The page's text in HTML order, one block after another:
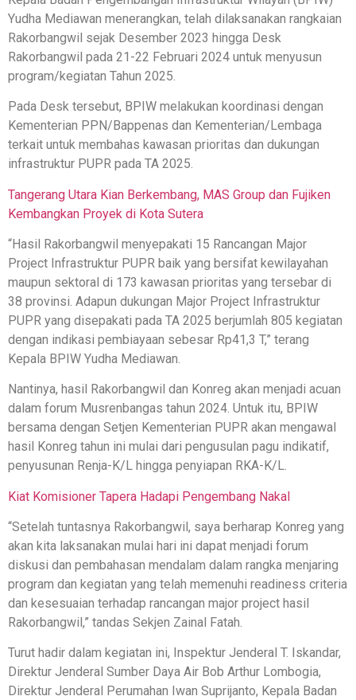
Yudha Mediawan menerangkan, telah dilaksanakan rangkaian
Rakorbangwil sejak Desember 2023 hingga Desk
Rakorbangwil pada 21-22 Februari 2024 untuk menyusun
program/kegiatan Tahun 2025.
Pada Desk tersebut, BPIW melakukan koordinasi dengan
Kementerian PPN/Bappenas dan Kementerian/Lembaga
terkait untuk membahas kawasan prioritas dan dukungan
infrastruktur PUPR pada TA 2025.
Tangerang Utara Kian Berkembang, MAS Group dan Fujiken
Kembangkan Proyek di Kota Sutera
“Hasil Rakorbangwil menyepakati 15 Rancangan Major
Project Infrastruktur PUPR baik yang bersifat kewilayahan
maupun sektoral di 173 kawasan prioritas yang tersebar di
38 provinsi. Adapun dukungan Major Project Infrastruktur
PUPR yang disepakati pada TA 2025 berjumlah 805 kegiatan
dengan indikasi pembiayaan sebesar Rp41,3 T,” terang
Kepala BPIW Yudha Mediawan.
Nantinya, hasil Rakorbangwil dan Konreg akan menjadi acuan
dalam forum Musrenbangas tahun 2024. Untuk itu, BPIW
bersama dengan Setjen Kementerian PUPR akan mengawal
hasil Konreg tahun ini mulai dari pengusulan pagu indikatif,
penyusunan Renja-K/L hingga penyiapan RKA-K/L.
Kiat Komisioner Tapera Hadapi Pengembang Nakal
“Setelah tuntasnya Rakorbangwil, saya berharap Konreg yang
akan kita laksanakan mulai hari ini dapat menjadi forum
diskusi dan pembahasan mendalam dalam rangka menjaring
program dan kegiatan yang telah memenuhi readiness criteria
dan kesesuaian terhadap rancangan major project hasil
Rakorbangwil,” tandas Sekjen Zainal Fatah.
Turut hadir dalam kegiatan ini, Inspektur Jenderal T. Iskandar,
Direktur Jenderal Sumber Daya Air Bob Arthur Lombogia,
Direktur Jenderal Perumahan Iwan Suprijanto, Kepala Badan